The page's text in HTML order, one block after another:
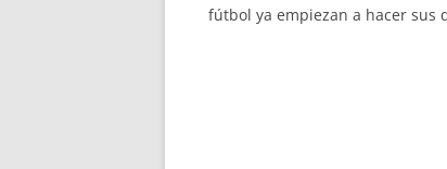
fútbol ya empiezan a hacer sus